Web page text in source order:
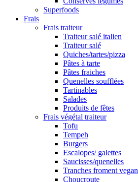
Superfoods
Frais
Frais traiteur
Traiteur salé italien
Traiteur salé
Quiches/tartes/pizza
Pâtes à tarte
Pâtes fraiches
Quenelles soufflées
Tartinables
Salades
Produits de fêtes
Frais végétal traiteur
Tofu
Tempeh
Burgers
Escalopes/ galettes
Saucisses/quenelles
Tranches froment vegan
Choucroute